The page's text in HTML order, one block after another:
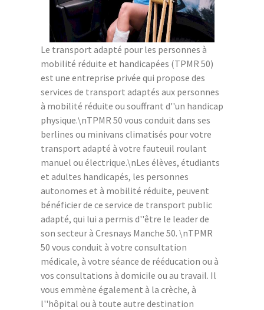
Le transport adapté pour les personnes à
mobilité réduite et handicapées (TPMR 50)
est une entreprise privée qui propose des
services de transport adaptés aux personnes
à mobilité réduite ou souffrant d''un handicap
physique.\nTPMR 50 vous conduit dans ses
berlines ou minivans climatisés pour votre
transport adapté à votre fauteuil roulant
manuel ou électrique.\nLes élèves, étudiants
et adultes handicapés, les personnes
autonomes et à mobilité réduite, peuvent
bénéficier de ce service de transport public
adapté, qui lui a permis d''être le leader de
son secteur à Cresnays Manche 50. \nTPMR
50 vous conduit à votre consultation
médicale, à votre séance de rééducation ou à
vos consultations à domicile ou au travail. Il
vous emmène également à la crèche, à
l''hôpital ou à toute autre destination